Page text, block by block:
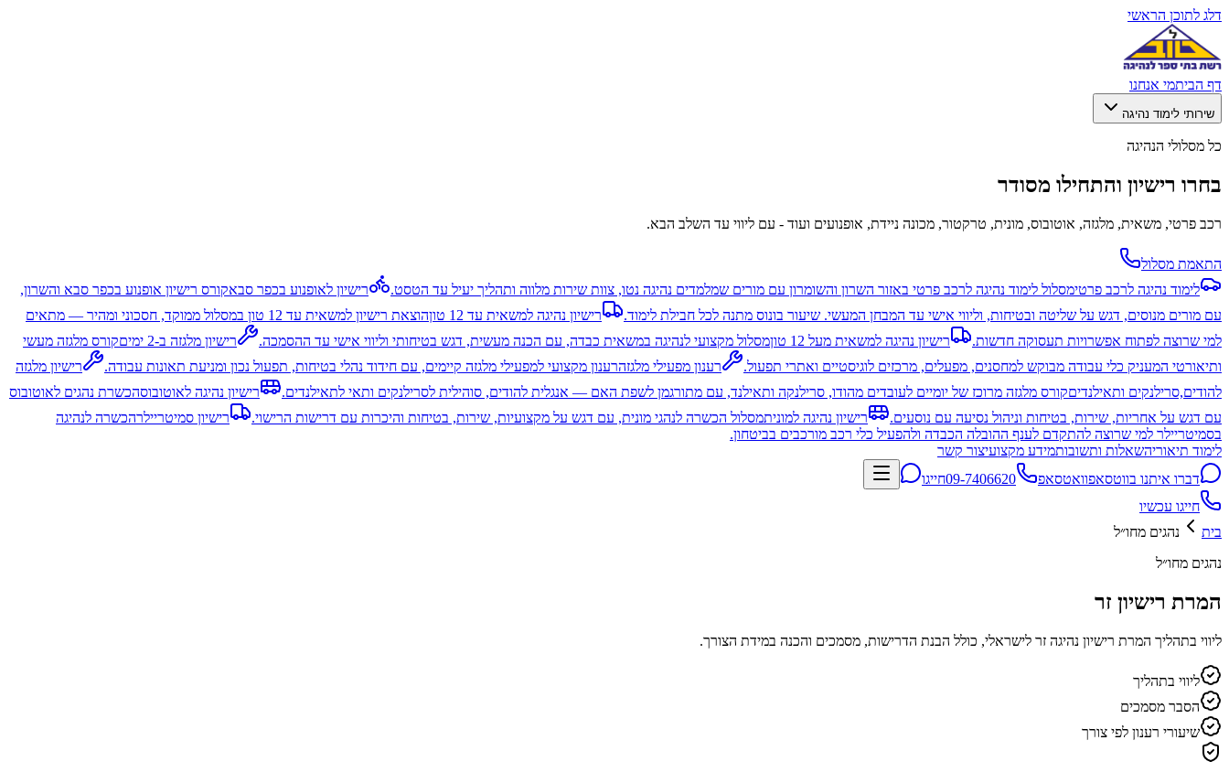
דלג לתוכן הראשי
דף הביתמי אנחנו
שירותי לימוד נהיגה
כל מסלולי הנהיגה
בחרו רישיון והתחילו מסודר
רכב פרטי, משאית, מלגזה, אוטובוס, מונית, טרקטור, מכונה ניידת, אופנועים ועוד - עם ליווי עד השלב הבא.
התאמת מסלול
לימוד נהיגה לרכב פרטימסלול לימוד נהיגה לרכב פרטי באזור השרון והשומרון עם מורים שמלמדים נהיגה נטו, צוות שירות מלווה ותהליך יעיל עד הטסט. רישיון לאופנוע בכפר סבאקורס רישיון אופנוע בכפר סבא והשרון,
עם מורים מנוסים, דגש על שליטה ובטיחות, וליווי אישי עד המבחן המעשי. שיעור בונוס מתנה לכל חבילת לימוד.
רישיון נהיגה למשאית עד 12 טון
הוצאת רישיון למשאית עד 12 טון במסלול ממוקד, חסכוני ומהיר — מתאים
למי שרוצה לפתוח אפשרויות תעסוקה חדשות.
רישיון נהיגה למשאית מעל 12 טון מסלול מקצועי לנהיגה במשאית כבדה, עם הכנה מעשית, דגש בטיחותי וליווי אישי עד ההסמכה. רישיון מלגזה ב-2 ימים
קורס מלגזה מעשי
ותיאורטי המעניק כלי עבודה מבוקש למחסנים, מפעלים, מרכזים לוגיסטיים ואתרי תפעול.
רענון מפעילי מלגזהרענון מקצועי למפעילי מלגזה קיימים, עם חידוד נהלי בטיחות, תפעול נכון ומניעת תאונות עבודה.
רישיון מלגזה
להודים,סרילנקים ותאילנדיםקורס מלגזה מרוכז של יומיים לעובדים מהודו, סרילנקה ותאילנד, עם מתורגמן לשפת האם — אנגלית להודים, סוהילית לסרילנקים ותאי לתאילנדים. רישיון נהיגה לאוטובוסהכשרת נהגים לאוטובוס
עם דגש על אחריות, שירות, בטיחות וניהול נסיעה עם נוסעים.
רישיון נהיגה למוניתמסלול הכשרה לנהגי מונית, עם דגש על מקצועיות, שירות, בטיחות והיכרות עם דרישות הרישוי. רישיון סמיטריילרהכשרה לנהיגה
בסמיטריילר למי שרוצה להתקדם לענף ההובלה הכבדה ולהפעיל כלי רכב מורכבים בביטחון.
לימוד תיאוריהשאלות ותשובותמידע מקצועיצור קשר
דברו איתנו בווטסאפוואטסאפ 09-7406620חייגו
חייגו עכשיו
בית
נהגים מחו״ל
נהגים מחו״ל
המרת רישיון זר
ליווי בתהליך המרת רישיון נהיגה זר לישראלי, כולל הבנת הדרישות, מסמכים והכנה במידת הצורך.
ליווי בתהליך
הסבר מסמכים
שיעורי רענון לפי צורך